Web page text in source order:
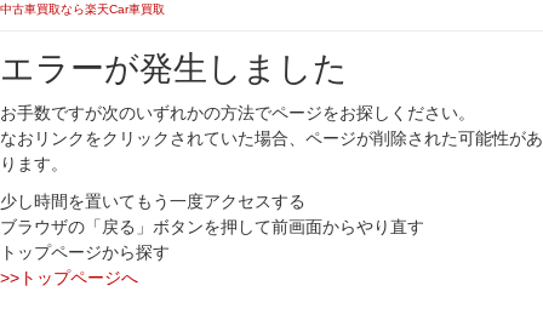
中古車買取なら楽天Car車買取
エラーが発生しました
お手数ですが次のいずれかの方法でページをお探しください。
なおリンクをクリックされていた場合、ページが削除された可能性があ
ります。
少し時間を置いてもう一度アクセスする
ブラウザの「戻る」ボタンを押して前画面からやり直す
トップページから探す
>>トップページへ